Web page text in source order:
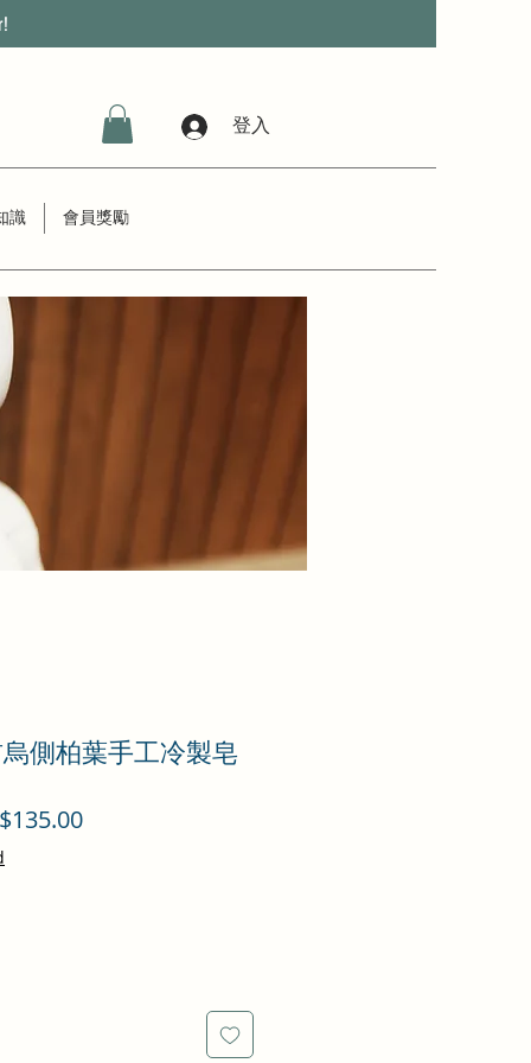
登入
識 會員獎勵
烏側柏葉手工冷製皂
促